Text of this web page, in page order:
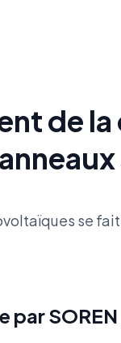
de
se
par SOREN